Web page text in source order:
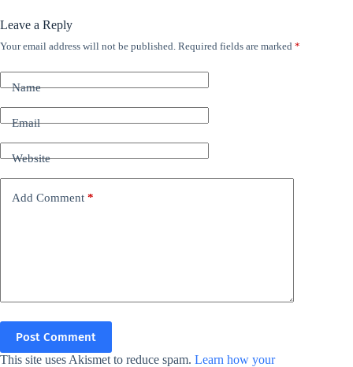
Leave a Reply
Your email address will not be published. Required fields are marked *
Name
Email
Website
Add Comment *
Post Comment
This site uses Akismet to reduce spam. Learn how your